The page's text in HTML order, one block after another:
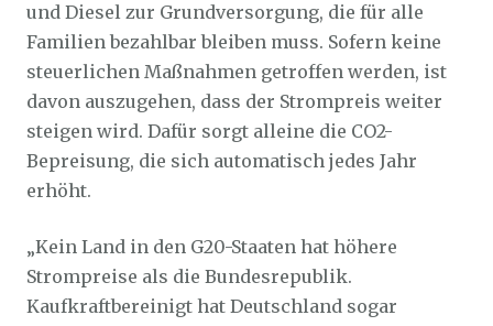
und Diesel zur Grundversorgung, die für alle
Familien bezahlbar bleiben muss. Sofern keine
steuerlichen Maßnahmen getroffen werden, ist
davon auszugehen, dass der Strompreis weiter
steigen wird. Dafür sorgt alleine die CO2-
Bepreisung, die sich automatisch jedes Jahr
erhöht.
„Kein Land in den G20-Staaten hat höhere
Strompreise als die Bundesrepublik.
Kaufkraftbereinigt hat Deutschland sogar